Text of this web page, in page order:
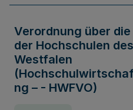
Verordnung über
der Hochschulen
Westfalen
ng – - HWFVO)